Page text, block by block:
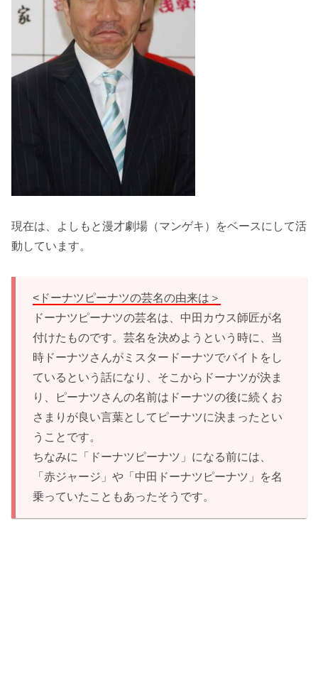
現在は、よしもと漫才劇場（マンゲキ）をベースにして活
動しています。
<ドーナツピーナツの芸名の由来は＞
ドーナツピーナツの芸名は、中田カウス師匠が名
付けたものです。芸名を決めようという時に、当
時ドーナツさんがミスタードーナツでバイトをし
ているという話になり、そこからドーナツが決ま
り、ピーナツさんの名前はドーナツの後に続くお
さまりが良い言葉としてピーナツに決まったとい
うことです。
ちなみに「ドーナツピーナツ」になる前には、
「赤ジャージ」や「中田ドーナツピーナツ」を名
乗っていたこともあったそうです。